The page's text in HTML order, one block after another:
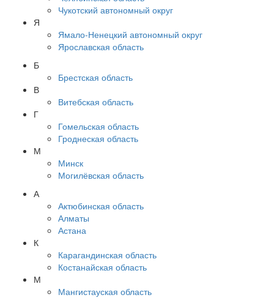
Чукотский автономный округ
Я
Ямало-Ненецкий автономный округ
Ярославская область
Б
Брестская область
В
Витебская область
Г
Гомельская область
Гроднеская область
М
Минск
Могилёвская область
А
Актюбинская область
Алматы
Астана
К
Карагандинская область
Костанайская область
М
Мангистауская область